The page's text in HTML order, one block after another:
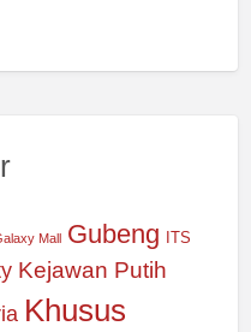
Mall Gubeng ITS
Kejawan Putih
Khusus